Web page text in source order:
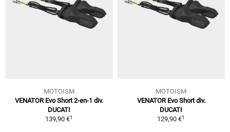
MOTOISM
VENATOR Evo Short 2-en-1 div.
DUCATI
139,90 €1
MOTOISM
VENATOR Evo Short div.
DUCATI
129,90 €1